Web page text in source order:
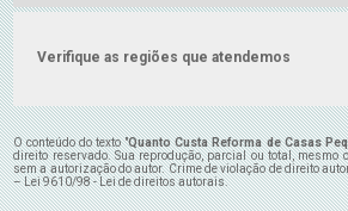
Verifique as regiões que atendemos
O conteúdo do texto "Quanto Custa Reforma de Casas
direito reservado. Sua reprodução, parcial ou total,
sem a autorização do autor. Crime de violação de direito
–Lei 9610/98 - Lei de direitos autorais.